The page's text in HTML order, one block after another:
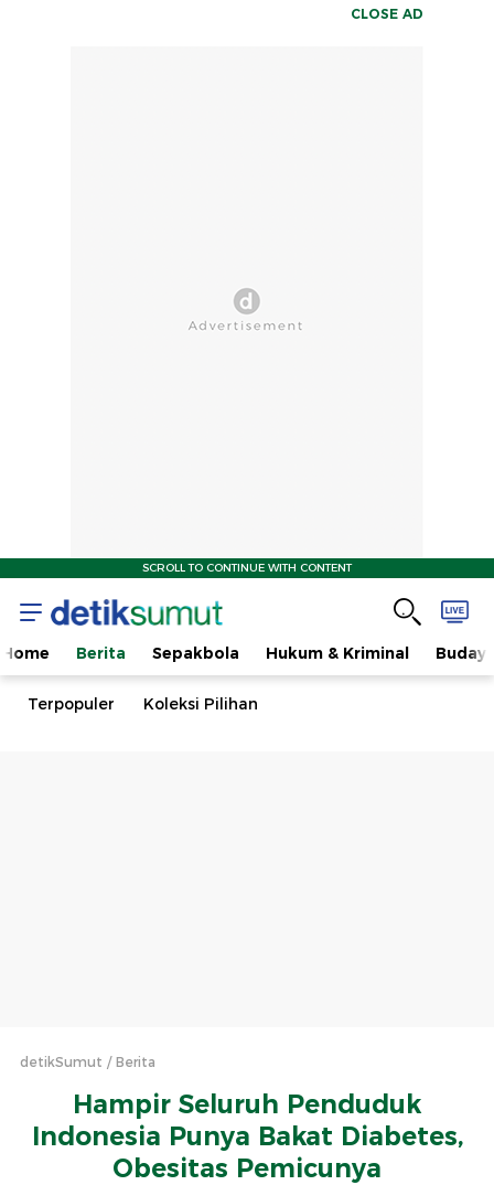
CLOSE AD
SCROLL TO CONTINUE WITH CONTENT
Home Berita Sepakbola Hukum & Kriminal
Terpopuler Koleksi Pilihan
detikSumut Berita
Hampir Seluruh Penduduk
Indonesia Punya Bakat Diabetes,
Obesitas Pemicunya